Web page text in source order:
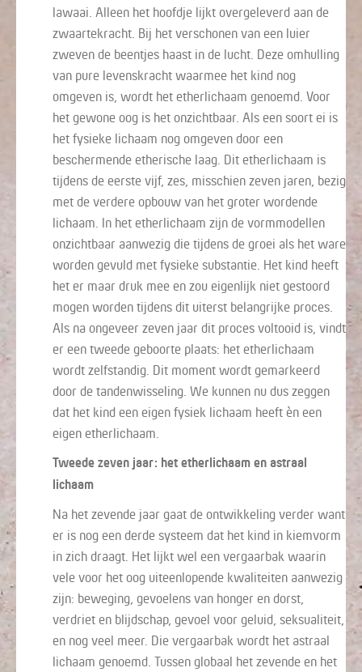
lawaai. Alleen het hoofdje lijkt overgeleverd aan de
zwaartekracht. Bij het verschonen van een luier
zweven de beentjes haast in de lucht. Deze omhulling
van pure levenskracht waarmee het kind nog
omgeven is, wordt het etherlichaam genoemd. Voor
het gewone oog is het onzichtbaar. Als een soort ei is
het fysieke lichaam nog omgeven door een
beschermende etherische laag. Dit etherlichaam is
tijdens de eerste vijf, zes, misschien zeven jaren, bezig
met de verdere opbouw van het groter wordende
lichaam. In het etherlichaam zijn de vormmodellen
onzichtbaar aanwezig die tijdens de groei als het ware
worden gevuld met fysieke substantie. Het kind heeft
het er maar druk mee en zou eigenlijk niet gestoord
mogen worden tijdens dit uiterst belangrijke proces.
Als na ongeveer zeven jaar dit proces voltooid is, vindt
er een tweede geboorte plaats: het etherlichaam
wordt zelfstandig. Dit moment wordt gemarkeerd
door de tandenwisseling. We kunnen nu dus zeggen
dat het kind een eigen fysiek lichaam heeft èn een
eigen etherlichaam.
Tweede zeven jaar: het etherlichaam en astraal
lichaam
Na het zevende jaar gaat de ontwikkeling verder want
er is nog een derde systeem dat het kind in kiemvorm
in zich draagt. Het lijkt wel een vergaarbak waarin
vele voor het oog uiteenlopende kwaliteiten aanwezig
zijn: beweging, gevoelens van honger en dorst,
verdriet en blijdschap, gevoel voor geluid, seksualiteit,
en nog veel meer. Die vergaarbak wordt het astraal
lichaam genoemd. Tussen globaal het zevende en het